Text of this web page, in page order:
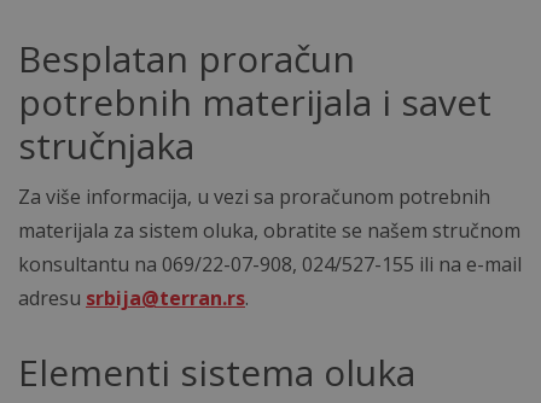
Besplatan proračun
potrebnih materijala i savet
stručnjaka
Za više informacija, u vezi sa proračunom potrebnih
materijala za sistem oluka, obratite se našem stručnom
konsultantu na 069/22-07-908, 024/527-155 ili na e-mail
adresu srbija@terran.rs.
Elementi sistema oluka